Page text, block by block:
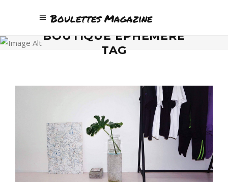
Boulettes Magazine
BOUTIQUE ÉPHÉMÈRE
TAG